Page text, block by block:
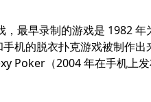
最早录制的游戏是 1982
机的脱衣扑克游戏被制作
Poker（2004 年在手机上